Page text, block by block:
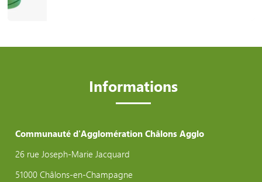
Informations
Communauté d'Agglomération Châlons Agglo
26 rue Joseph-Marie Jacquard
51000 Châlons-en-Champagne